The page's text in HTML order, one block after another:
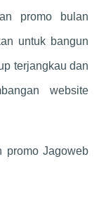
promo bulan
untuk bangun
terjangkau dan
website
promo Jagoweb